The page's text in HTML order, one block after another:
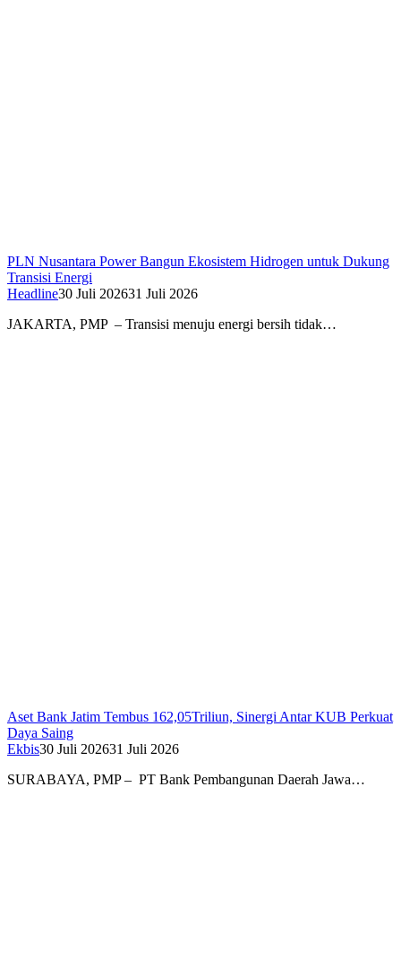
PLN Nusantara Power Bangun Ekosistem Hidrogen untuk Dukung
Transisi Energi
Headline30 Juli 202631 Juli 2026
JAKARTA, PMP – Transisi menuju energi bersih tidak…
Aset Bank Jatim Tembus 162,05Triliun, Sinergi Antar KUB Perkuat
Daya Saing
Ekbis30 Juli 202631 Juli 2026
SURABAYA, PMP – PT Bank Pembangunan Daerah Jawa…